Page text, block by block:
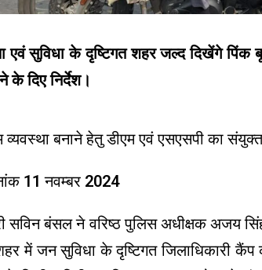
एवं सुविधा के दृष्टिगत शहर जल्द दिखेंगे
के दिए निर्देश।
बनाने हेतु डीएम एवं एसएसपी का संयुक्त
11 नवम्बर 2024
सविन बंसल ने वरिष्ठ पुलिस अधीक्षक अजय
में जन सुविधा के दृष्टिगत जिलाधिकारी कैंप